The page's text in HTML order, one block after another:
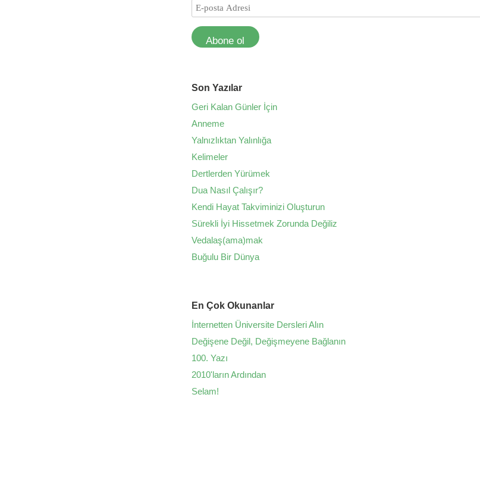
Abone ol
Son Yazılar
Geri Kalan Günler İçin
Anneme
Yalnızlıktan Yalınlığa
Kelimeler
Dertlerden Yürümek
Dua Nasıl Çalışır?
Kendi Hayat Takviminizi Oluşturun
Sürekli İyi Hissetmek Zorunda Değiliz
Vedalaş(ama)mak
Buğulu Bir Dünya
En Çok Okunanlar
İnternetten Üniversite Dersleri Alın
Değişene Değil, Değişmeyene Bağlanın
100. Yazı
2010'ların Ardından
Selam!